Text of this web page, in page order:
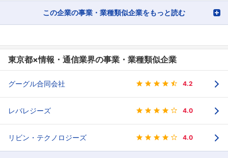
この企業の事業・業種類似企業をもっと読む
東京都×情報・通信業界の事業・業種類似企業
グーグル合同会社 4.2
レバレジーズ 4.0
リビン・テクノロジーズ 4.0